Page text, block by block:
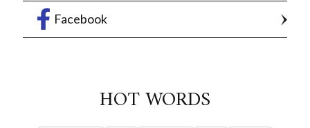
Facebook
HOT WORDS